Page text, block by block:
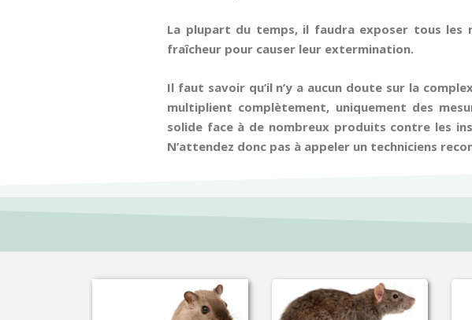
La plupart du temps, il faudra exposer tous
fraîcheur pour causer leur extermination.
Il faut savoir qu’il n’y a aucun doute sur la
multiplient complètement, uniquement des
solide face à de nombreux produits contre les
N’attendez donc pas à appeler un techniciens